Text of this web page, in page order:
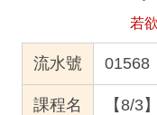
若
流水號 01568
課程名
【8/3